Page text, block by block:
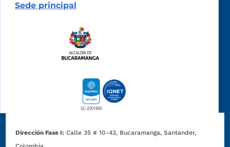
Sede principal
Dirección Fase I: Calle 35 # 10-43, Bucaramanga, Santander,